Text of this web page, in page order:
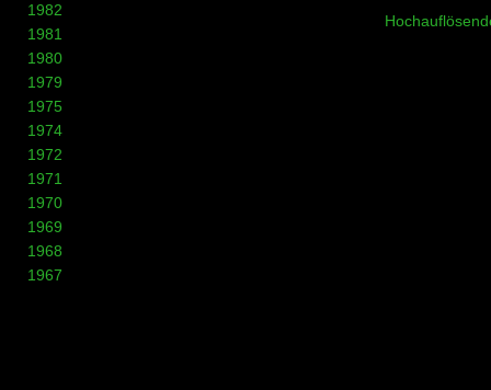
1982
1981
1980
1979
1975
1974
1972
1971
1970
1969
1968
1967